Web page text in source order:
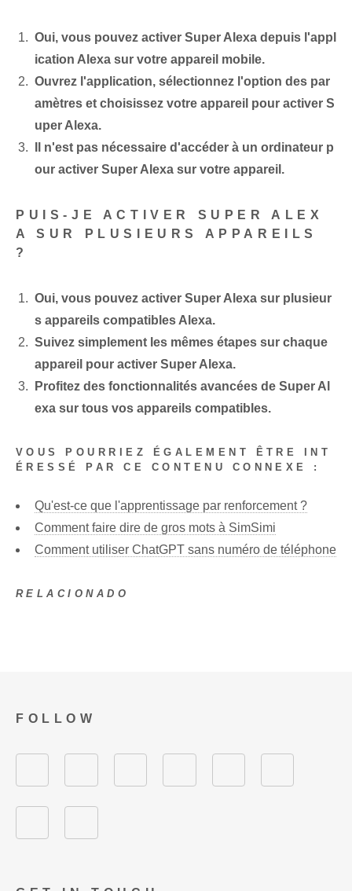
Oui, vous pouvez activer Super Alexa depuis l'appl
ication Alexa sur votre appareil mobile.
Ouvrez l'application, sélectionnez l'option des par
amètres et choisissez votre appareil pour activer S
uper Alexa.
Il n'est pas nécessaire d'accéder à un ordinateur p
our activer Super Alexa sur votre appareil.
PUIS-JE ACTIVER SUPER ALEX
A SUR PLUSIEURS APPAREILS
?
Oui, vous pouvez activer Super Alexa sur plusieur
s appareils compatibles Alexa.
Suivez simplement les mêmes étapes sur chaque
appareil pour activer Super Alexa.
Profitez des fonctionnalités avancées de Super Al
exa sur tous vos appareils compatibles.
VOUS POURRIEZ ÉGALEMENT ÊTRE INT
ÉRESSÉ PAR CE CONTENU CONNEXE :
Qu'est-ce que l'apprentissage par renforcement ?
Comment faire dire de gros mots à SimSimi
Comment utiliser ChatGPT sans numéro de téléphone
RELACIONADO
FOLLOW